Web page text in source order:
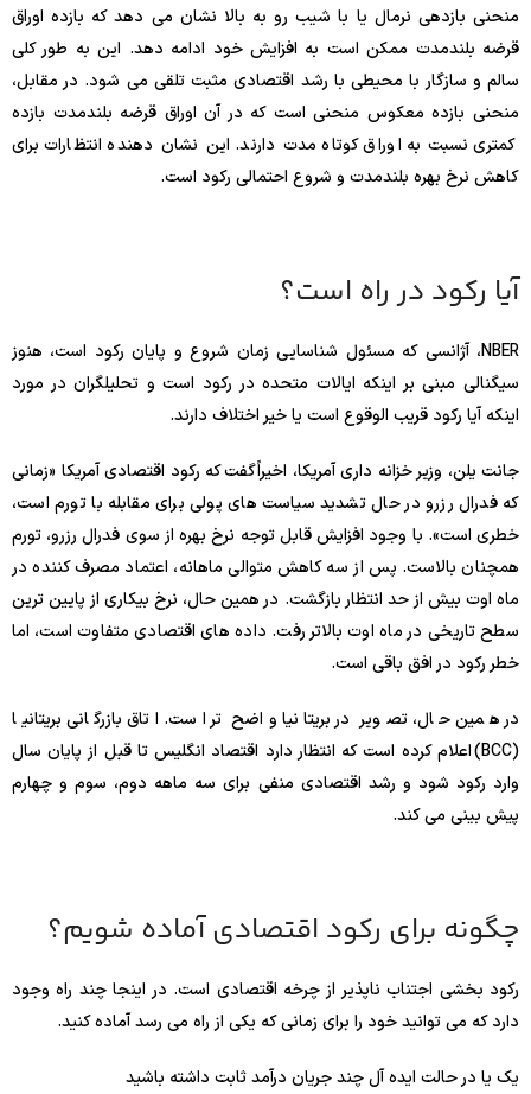
منحنی بازدهی نرمال یا با شیب رو به بالا نشان می دهد که بازده اوراق
قرضه بلندمدت ممکن است به افزایش خود ادامه دهد. این به طور کلی
سالم و سازگار با محیطی با رشد اقتصادی مثبت تلقی می شود. در مقابل،
منحنی بازده معکوس منحنی است که در آن اوراق قرضه بلندمدت بازده
کمتری نسبت به اوراق کوتاه مدت دارند. این نشان دهنده انتظارات برای
کاهش نرخ بهره بلندمدت و شروع احتمالی رکود است.
آیا رکود در راه است؟
NBER، آژانسی که مسئول شناسایی زمان شروع و پایان رکود است، هنوز
سیگنالی مبنی بر اینکه ایالات متحده در رکود است و تحلیلگران در مورد
اینکه آیا رکود قریب الوقوع است یا خیر اختلاف دارند.
جانت یلن، وزیر خزانه داری آمریکا، اخیراً گفت که رکود اقتصادی آمریکا «زمانی
که فدرال رزرو در حال تشدید سیاست های پولی برای مقابله با تورم است،
خطری است». با وجود افزایش قابل توجه نرخ بهره از سوی فدرال رزرو، تورم
همچنان بالاست. پس از سه کاهش متوالی ماهانه، اعتماد مصرف کننده در
ماه اوت بیش از حد انتظار بازگشت. در همین حال، نرخ بیکاری از پایین ترین
سطح تاریخی در ماه اوت بالاتر رفت. داده های اقتصادی متفاوت است، اما
خطر رکود در افق باقی است.
در همین حال، تصویر در بریتانیا واضح تر است. اتاق بازرگانی بریتانیا
(BCC) اعلام کرده است که انتظار دارد اقتصاد انگلیس تا قبل از پایان سال
وارد رکود شود و رشد اقتصادی منفی برای سه ماهه دوم، سوم و چهارم
پیش بینی می کند.
چگونه برای رکود اقتصادی آماده شویم؟
رکود بخشی اجتناب ناپذیر از چرخه اقتصادی است. در اینجا چند راه وجود
دارد که می توانید خود را برای زمانی که یکی از راه می رسد آماده کنید.
یک یا در حالت ایده آل چند جریان درآمد ثابت داشته باشید